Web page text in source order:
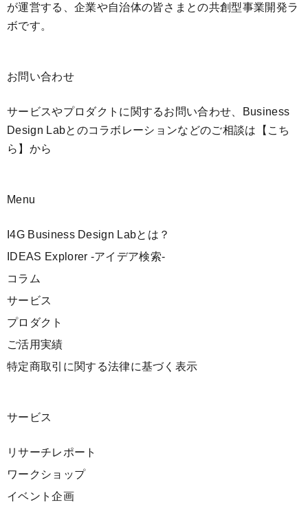
が運営する、企業や自治体の皆さまとの共創型事業開発ラ
ボです。
お問い合わせ
サービスやプロダクトに関するお問い合わせ、Business
Design Labとのコラボレーションなどのご相談は 【こち
ら】 から
Menu
I4G Business Design Labとは？
IDEAS Explorer -アイデア検索-
コラム
サービス
プロダクト
ご活用実績
特定商取引に関する法律に基づく表示
サービス
リサーチレポート
ワークショップ
イベント企画